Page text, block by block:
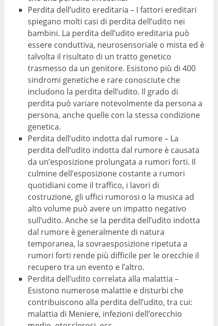
Perdita dell’udito ereditaria – I fattori ereditari
spiegano molti casi di perdita dell’udito nei
bambini. La perdita dell’udito ereditaria può
essere conduttiva, neurosensoriale o mista ed è
talvolta il risultato di un tratto genetico
trasmesso da un genitore. Esistono più di 400
sindromi genetiche e rare conosciute che
includono la perdita dell’udito. Il grado di
perdita può variare notevolmente da persona a
persona, anche quelle con la stessa condizione
genetica.
Perdita dell’udito indotta dal rumore – La
perdita dell’udito indotta dal rumore è causata
da un’esposizione prolungata a rumori forti. Il
culmine dell’esposizione costante a rumori
quotidiani come il traffico, i lavori di
costruzione, gli uffici rumorosi o la musica ad
alto volume può avere un impatto negativo
sull’udito. Anche se la perdita dell’udito indotta
dal rumore è generalmente di natura
temporanea, la sovraesposizione ripetuta a
rumori forti rende più difficile per le orecchie il
recupero tra un evento e l’altro.
Perdita dell’udito correlata alla malattia –
Esistono numerose malattie e disturbi che
contribuiscono alla perdita dell’udito, tra cui:
malattia di Meniere, infezioni dell’orecchio